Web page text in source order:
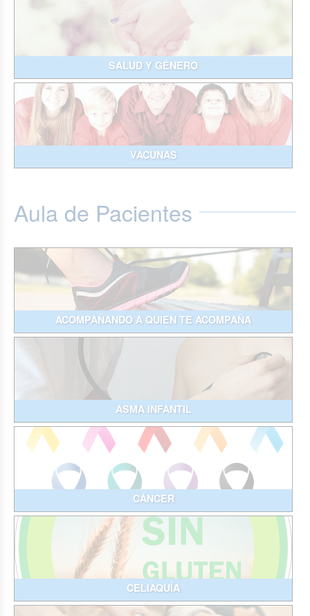
SALUD Y GÉNERO
VACUNAS
Aula de Pacientes
ACOMPAÑANDO A QUIEN TE ACOMPAÑA
ASMA INFANTIL
CÁNCER
CELIAQUÍA